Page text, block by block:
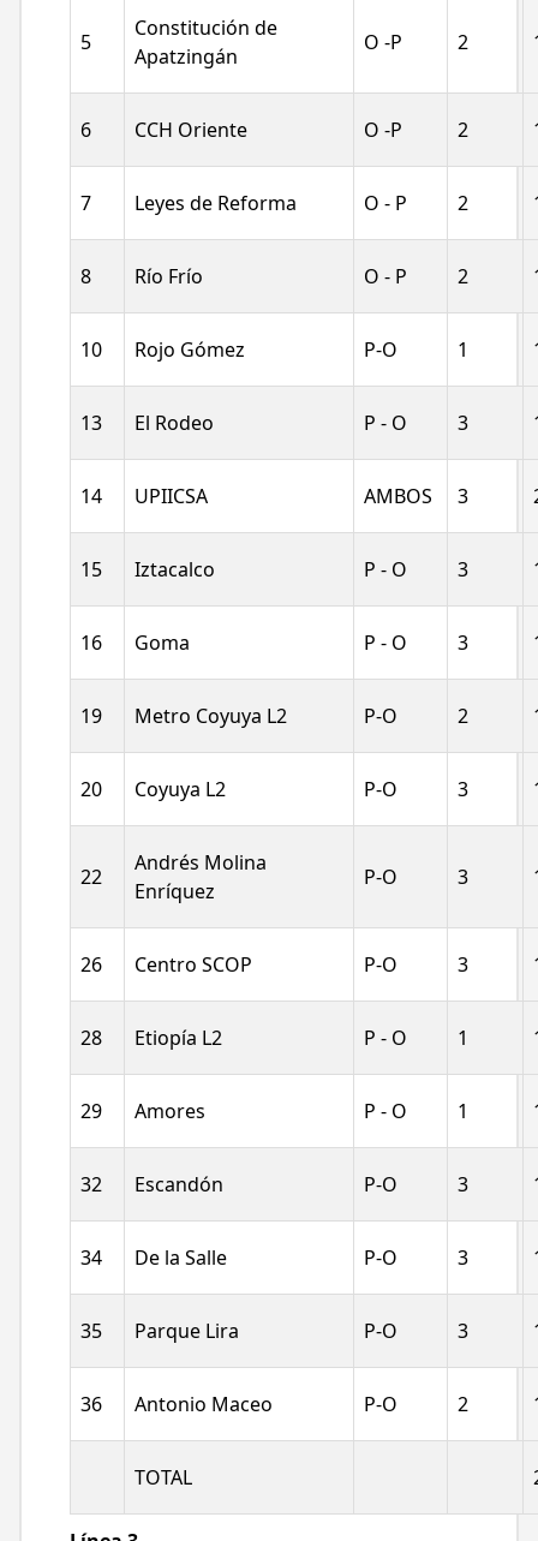
5
Constitución de
Apatzingán
O -P 2
6 CCH Oriente O -P 2
7 Leyes de Reforma O - P 2
8 Río Frío O - P 2
10 Rojo Gómez P-O 1
13 El Rodeo P - O 3
14 UPIICSA AMBOS 3
15 Iztacalco P - O 3
16 Goma P - O 3
19 Metro Coyuya L2 P-O 2
20 Coyuya L2 P-O 3
22
Andrés Molina
Enríquez
P-O 3
26 Centro SCOP P-O 3
28 Etiopía L2 P - O 1
29 Amores P - O 1
32 Escandón P-O 3
34 De la Salle P-O 3
35 Parque Lira P-O 3
36 Antonio Maceo P-O 2
TOTAL
Iniciar
RFC